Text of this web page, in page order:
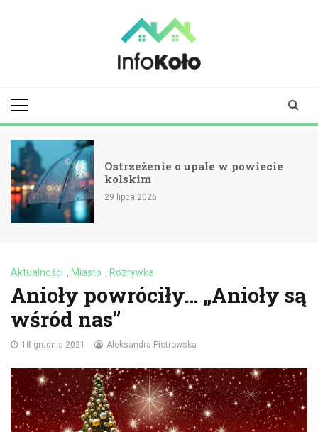
Ostrzeżenie o upale w powiecie
kolskim
29 lipca 2026
Aktualności , Miasto , Rozrywka
Anioły powróciły… „Anioły są
wśród nas”
18 grudnia 2021 Aleksandra Piotrowska